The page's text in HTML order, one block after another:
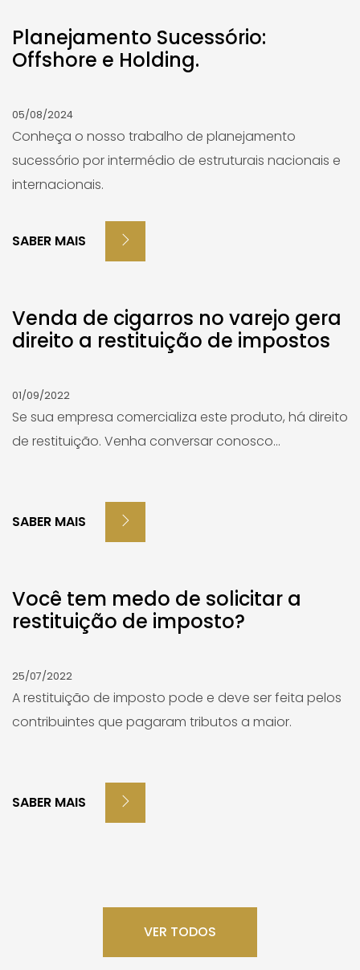
Planejamento Sucessório:
Offshore e Holding.
05/08/2024
Conheça o nosso trabalho de planejamento
sucessório por intermédio de estruturais nacionais e
internacionais.
SABER MAIS
Venda de cigarros no varejo gera
direito a restituição de impostos
01/09/2022
Se sua empresa comercializa este produto, há direito
de restituição. Venha conversar conosco...
SABER MAIS
Você tem medo de solicitar a
restituição de imposto?
25/07/2022
A restituição de imposto pode e deve ser feita pelos
contribuintes que pagaram tributos a maior.
SABER MAIS
VER TODOS